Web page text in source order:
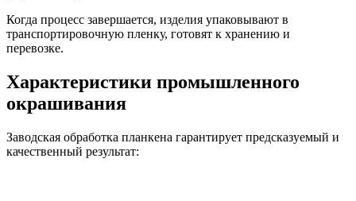
Когда процесс завершается, изделия упаковывают в
транспортировочную пленку, готовят к хранению и
перевозке.
Характеристики промышленного
окрашивания
Заводская обработка планкена гарантирует предсказуемый и
качественный результат: